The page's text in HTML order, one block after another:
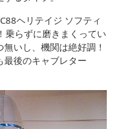
ヘリテイジ ソフティ
らずに磨きまくってい
いし、機関は絶好調！
後のキャブレター